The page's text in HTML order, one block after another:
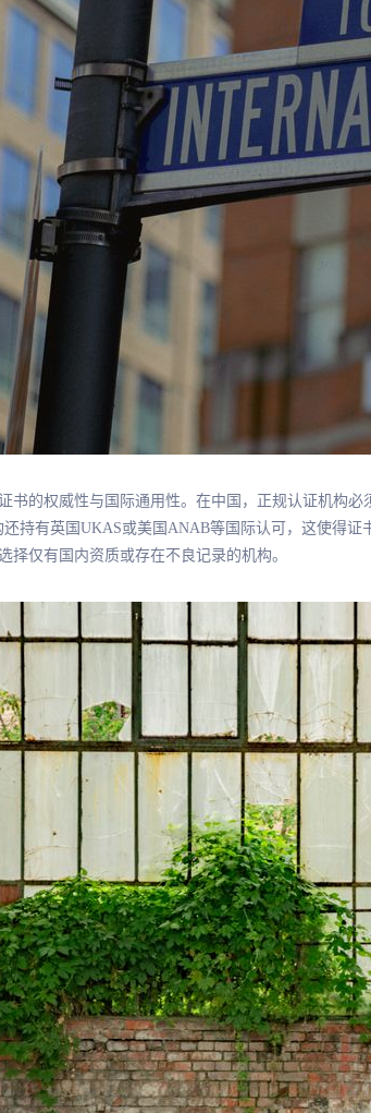
书的权威性与国际通用性。在中国，正规认证机构
还持有英国UKAS或美国ANAB等国际认可，这使得
择仅有国内资质或存在不良记录的机构。